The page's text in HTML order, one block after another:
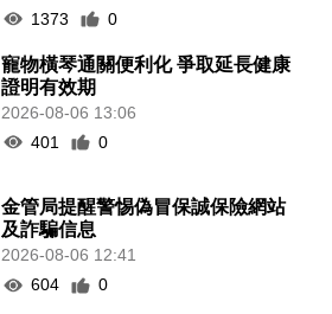
1373
0
寵物橫琴通關便利化 爭取延長健康
證明有效期
2026-08-06 13:06
401
0
金管局提醒警惕偽冒保誠保險網站
及詐騙信息
2026-08-06 12:41
604
0